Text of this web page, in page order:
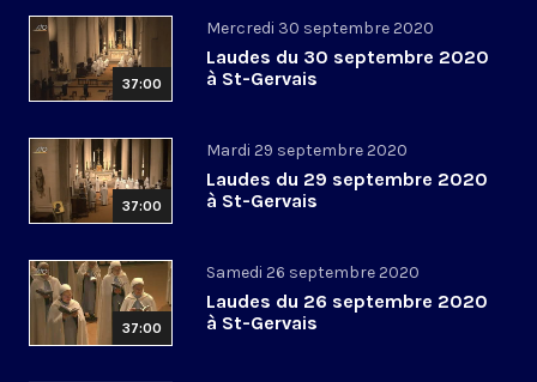
37:00
Mercredi 30 septembre 2020
Laudes du 30 septembre 2020
à St-Gervais
37:00
Mardi 29 septembre 2020
Laudes du 29 septembre 2020
à St-Gervais
37:00
Samedi 26 septembre 2020
Laudes du 26 septembre 2020
à St-Gervais